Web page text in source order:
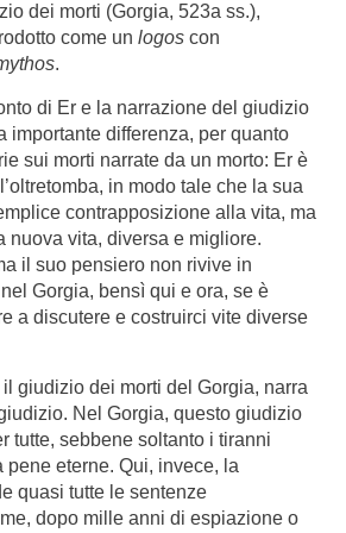
dei morti (Gorgia, 523a ss.),
come un logos con
.
di Er e la narrazione del giudizio
importante differenza, per quanto
sui morti narrate da un morto: Er è
in modo tale che la sua
contrapposizione alla vita, ma
nuova vita, diversa e migliore.
il suo pensiero non rivive in
Gorgia, bensì qui e ora, se è
a discutere e costruirci vite diverse
il giudizio dei morti del Gorgia, narra
Nel Gorgia, questo giudizio
tutte, sebbene soltanto i tiranni
eterne. Qui, invece, la
quasi tutte le sentenze
dopo mille anni di espiazione o